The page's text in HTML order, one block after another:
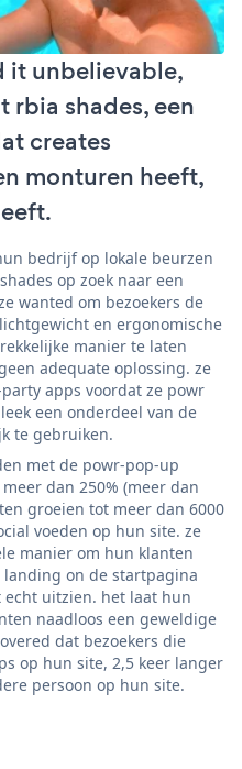
it unbelievable,
rbia shades, een
creates
monturen heeft,
bedrijf op lokale beurzen
op zoek naar een
wanted om bezoekers de
en ergonomische
manier te laten
adequate oplossing. ze
apps voordat ze powr
een onderdeel van de
te gebruiken.
met de powr-pop-up
dan 250% (meer dan
groeien tot meer dan 6000
voeden op hun site. ze
manier om hun klanten
on de startpagina
uitzien. het laat hun
naadloos een geweldige
dat bezoekers die
op hun site, 2,5 keer langer
persoon op hun site.